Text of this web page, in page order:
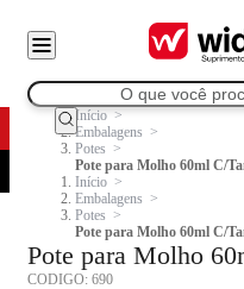
Início
Embalagens
Potes
Pote para Molho 60ml C/
Início
Embalagens
Potes
Pote para Molho 60ml C/
Pote para Molho
CODIGO: 690